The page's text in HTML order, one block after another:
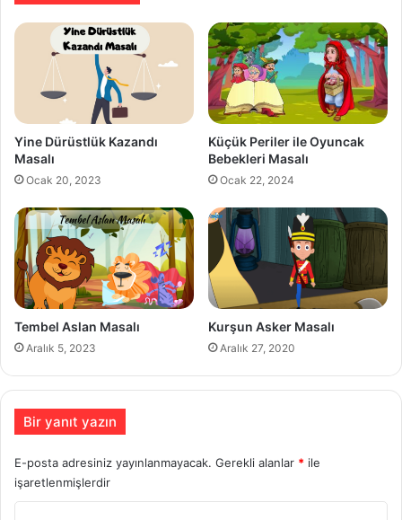
Yine Dürüstlük Kazandı
Masalı
Ocak 20, 2023
Küçük Periler ile Oyuncak
Bebekleri Masalı
Ocak 22, 2024
Tembel Aslan Masalı
Aralık 5, 2023
Kurşun Asker Masalı
Aralık 27, 2020
Bir yanıt yazın
E-posta adresiniz yayınlanmayacak. Gerekli alanlar * ile
işaretlenmişlerdir